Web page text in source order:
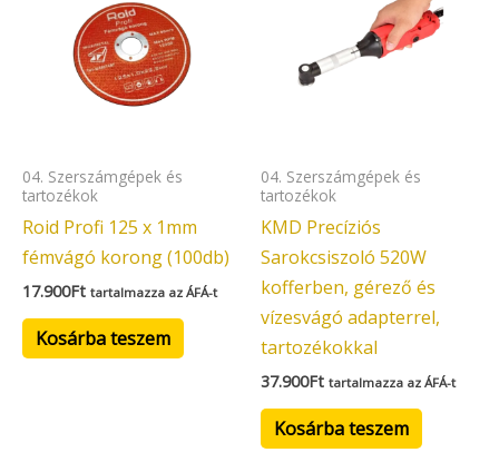
04. Szerszámgépek és
tartozékok
Roid Profi 125 x 1mm
fémvágó korong (100db)
17.900Ft tartalmazza az ÁFÁ-t
Kosárba teszem
04. Szerszámgépek és
tartozékok
KMD Precíziós
Sarokcsiszoló 520W
kofferben, gérező és
vízesvágó adapterrel,
tartozékokkal
37.900Ft tartalmazza az ÁFÁ-t
Kosárba teszem